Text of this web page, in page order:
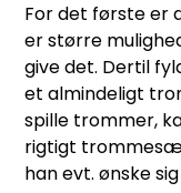
For det første er
er større
give det. Dertil
et almindeligt
spille trommer,
rigtigt
han evt. ønske